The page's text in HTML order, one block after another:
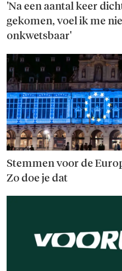
'Na een aantal keer
gekomen, voel ik me
onkwetsbaar'
Stemmen voor de
Zo doe je dat